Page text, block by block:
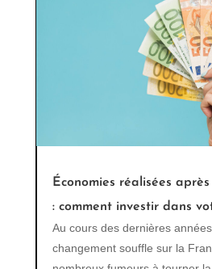
Économies réalisées
: comment investir dans
Au cours des dernières
changement souffle sur la